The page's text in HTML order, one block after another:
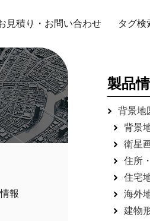
見積り・お問い合わせ タグ検
報
製品
背景地
背景
衛星
住所
住宅
海外
建物